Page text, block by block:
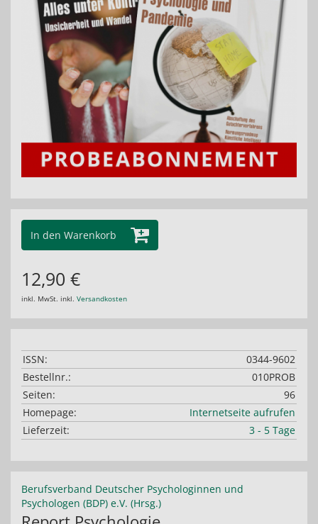
In den Warenkorb
12,90 €
inkl. MwSt. inkl. Versandkosten
ISSN:
0344-9602
Bestellnr.:
010PROB
Seiten:
96
Homepage:
Internetseite aufrufen
Lieferzeit:
3 - 5 Tage
Berufsverband Deutscher Psychologinnen und
Psychologen (BDP) e.V. (Hrsg.)